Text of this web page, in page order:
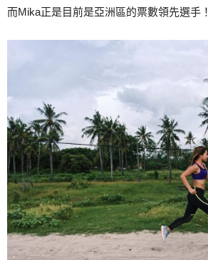
而Mika正是目前是亞洲區的票數領先選手！